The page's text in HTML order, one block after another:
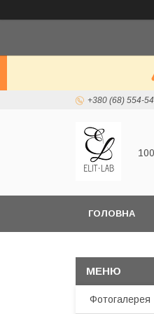
+380 (68) 554-
ГОЛОВНА
Фотогалерея